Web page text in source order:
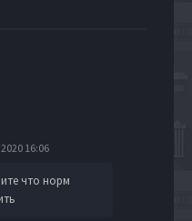
16:06
что норм